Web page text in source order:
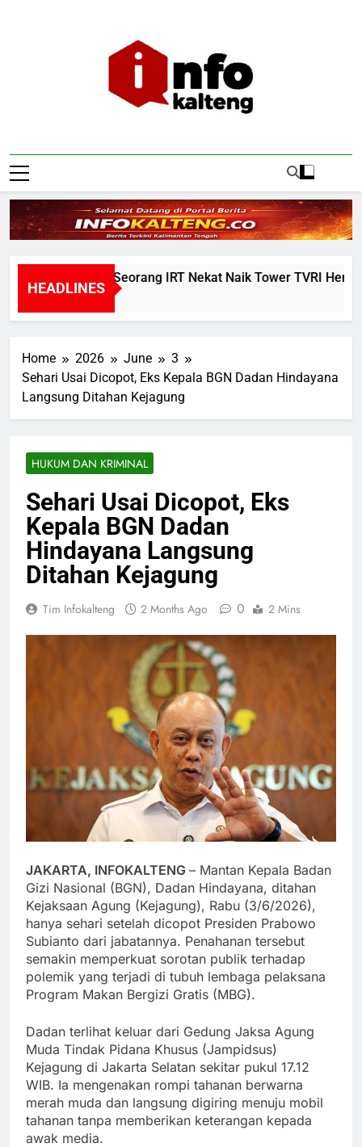
Infokalteng
HEADLINES
Warga Geger, Seorang IRT Nekat Naik Tower TVRI Hendak
11 Hours Ago
Home 2026 June
3
Sehari Usai Dicopot, Eks Kepala BGN Dadan Hindayana
Langsung Ditahan Kejagung
HUKUM DAN KRIMINAL
Sehari Usai Dicopot, Eks
Kepala BGN Dadan
Hindayana Langsung
Ditahan Kejagung
Tim Infokalteng 2 Months Ago 0 2 Mins
JAKARTA, INFOKALTENG – Mantan Kepala Badan
Gizi Nasional (BGN), Dadan Hindayana, ditahan
Kejaksaan Agung (Kejagung), Rabu (3/6/2026),
hanya sehari setelah dicopot Presiden Prabowo
Subianto dari jabatannya. Penahanan tersebut
semakin memperkuat sorotan publik terhadap
polemik yang terjadi di tubuh lembaga pelaksana
Program Makan Bergizi Gratis (MBG).
Dadan terlihat keluar dari Gedung Jaksa Agung
Muda Tindak Pidana Khusus (Jampidsus)
Kejagung di Jakarta Selatan sekitar pukul 17.12
WIB. Ia mengenakan rompi tahanan berwarna
merah muda dan langsung digiring menuju mobil
tahanan tanpa memberikan keterangan kepada
awak media.